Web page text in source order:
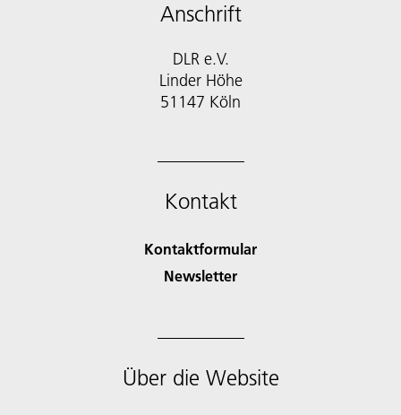
Anschrift
DLR e.V.
Linder Höhe
51147 Köln
Kontakt
Kontaktformular
Newsletter
Über die Website